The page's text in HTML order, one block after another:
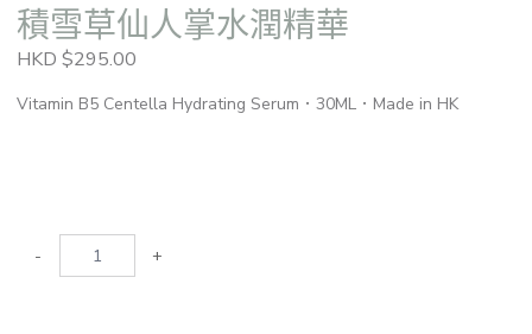
積雪草仙人掌水潤精華
HKD $295.00
Vitamin B5 Centella Hydrating Serum．30ML．Made in HK
- +